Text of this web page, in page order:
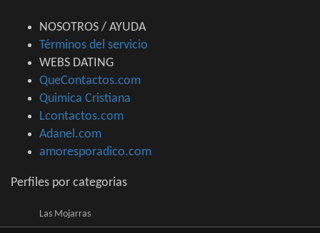
NOSOTROS / AYUDA
Términos del servicio
WEBS DATING
QueContactos.com
Quimica Cristiana
Lcontactos.com
Adanel.com
amoresporadico.com
Perfiles por categorias
Las Mojarras